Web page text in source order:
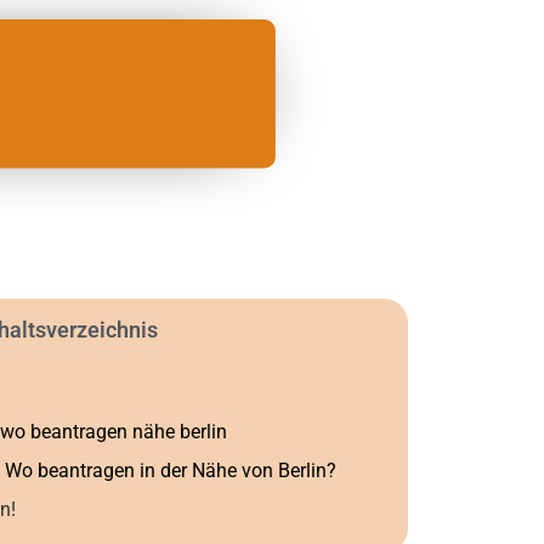
beantragen nähe berlin
beantragen in der Nähe von Berlin?